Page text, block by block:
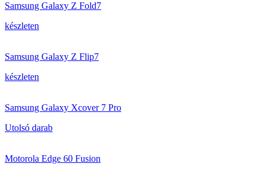
Samsung Galaxy Z Fold7
készleten
Samsung Galaxy Z Flip7
készleten
Samsung Galaxy Xcover 7 Pro
Utolsó darab
Motorola Edge 60 Fusion